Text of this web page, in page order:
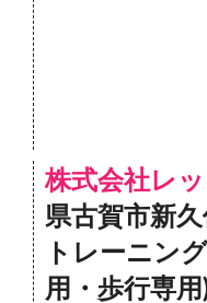
株式会社レ
県古賀市新
トレーニン
用・歩行専